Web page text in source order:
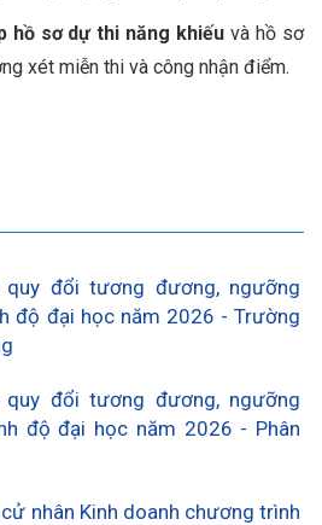
hồ sơ dự thi năng khiếu và hồ sơ
xét miễn thi và công nhận điểm.
đổi tương đương, ngưỡng
độ đại học năm 2026 - Trường
đổi tương đương, ngưỡng
độ đại học năm 2026 - Phân
nhân Kinh doanh chương trình